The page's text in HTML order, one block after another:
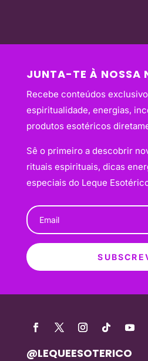
JUNTA-TE À NOSSA
Recebe conteúdos
espiritualidade, energias,
produtos esotéricos
Sê o primeiro a descobrir
rituais espirituais, dicas
especiais do Leque
@LEQUEESOTERICO